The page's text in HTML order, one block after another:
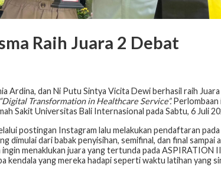
Raih Juara 2 Debat
Ardina, dan Ni Putu Sintya Vicita Dewi berhasil raih Juara
“Digital Transformation in Healthcare Service”.Perlombaan
Sakit Universitas Bali Internasional pada Sabtu, 6 Juli
postingan Instagram lalu melakukan pendaftaran
dimulai dari babak penyisihan, semifinal, dan final sampai
menaklukan juara yang tertunda pada ASPIRATION
kendala yang mereka hadapi seperti waktu latihan yang